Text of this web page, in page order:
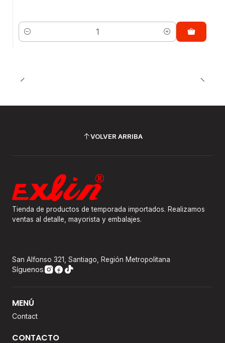
Cantidad
VOLVER ARRIBA
Tienda de productos de temporada importados. Realizamos
ventas al detalle, mayorista y embalajes.
San Alfonso 321, Santiago, Región Metropolitana
Síguenos
MENÚ
Contact
CONTACTO